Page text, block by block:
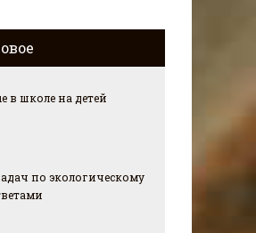
в школе на детей
по экологическому